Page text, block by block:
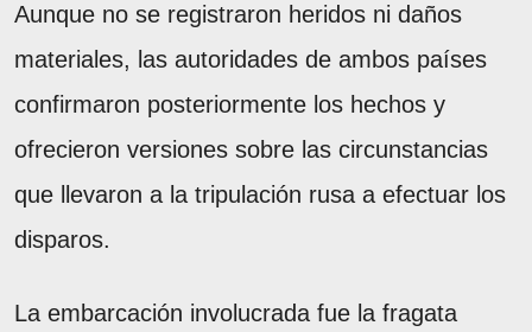
Aunque no se registraron heridos ni daños
materiales, las autoridades de ambos países
confirmaron posteriormente los hechos y
ofrecieron versiones sobre las circunstancias
que llevaron a la tripulación rusa a efectuar los
disparos.
La embarcación involucrada fue la fragata